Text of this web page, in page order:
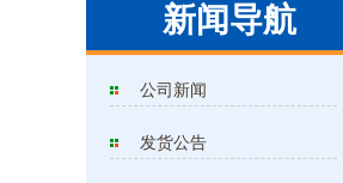
新闻导航
公司新闻
发货公告